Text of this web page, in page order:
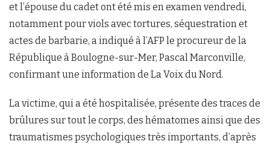
et l’épouse du cadet ont été mis en examen vendredi,
notamment pour viols avec tortures, séquestration et
actes de barbarie, a indiqué à l’AFP le procureur de la
République à Boulogne-sur-Mer, Pascal Marconville,
confirmant une information de La Voix du Nord.
La victime, qui a été hospitalisée, présente des traces de
brûlures sur tout le corps, des hématomes ainsi que des
traumatismes psychologiques très importants, d’après